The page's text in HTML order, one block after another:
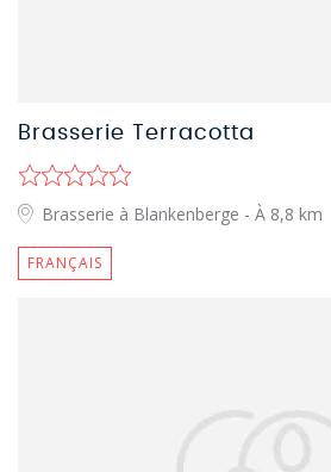
Brasserie Terracotta
Brasserie à Blankenberge - À 8,8 km
FRANÇAIS